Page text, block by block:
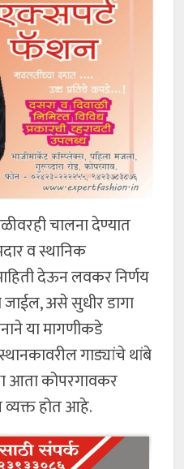
चालना देण्यात
व स्थानिक
देऊन लवकर निर्णय
जाईल, असे सुधीर डागा
या मागणीकडे
गाड्यांचे थांबे
आता कोपरगावकर
व्यक्त होत आहे.